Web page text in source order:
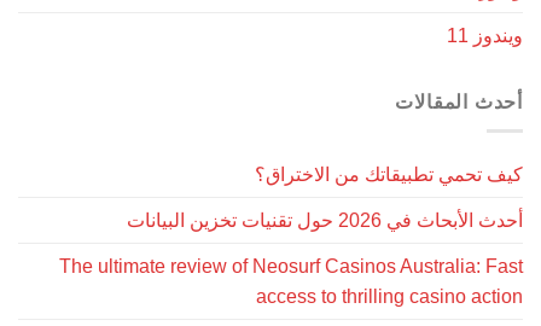
11
المقالات
تحمي تطبيقاتك من الاختراق؟
في 2026 حول تقنيات تخزين البيانات
The ultimate review of Neosurf Casinos Australia:
access to thrilling casino